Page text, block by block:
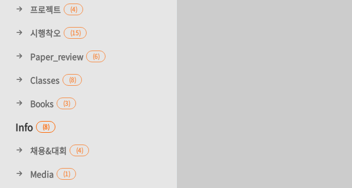
프로젝트 (4)
시행착오 (15)
Paper_review (6)
Classes (8)
Books (3)
Info (8)
채용&대회 (4)
Media (1)